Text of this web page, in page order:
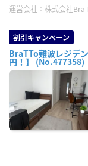
運営会社： 株式会社
割引キャンペーン
BraTTo難波レジデ
円！】 (No.477358)